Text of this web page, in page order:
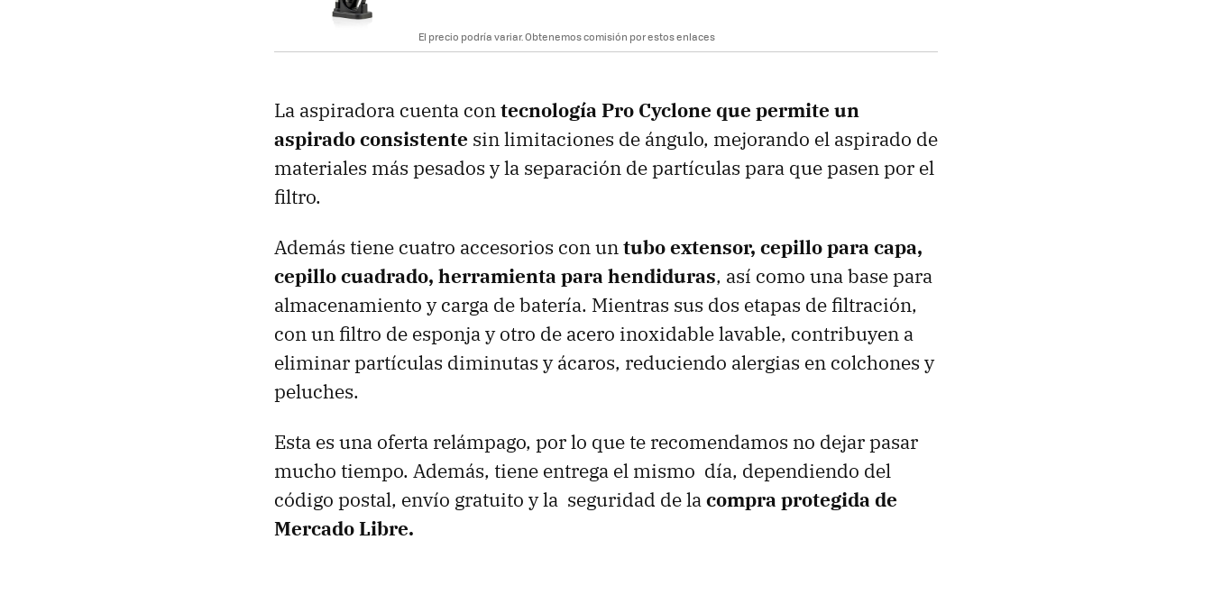
El precio podría variar. Obtenemos comisión por estos enlaces
La aspiradora cuenta contecnología Pro Cyclone que permite un
aspirado consistente sin limitaciones de ángulo, mejorando el aspirado de
materiales más pesados y la separación de partículas para que pasen por el
filtro.
Además tiene cuatro accesorios con untubo extensor, cepillo para capa,
cepillo cuadrado, herramienta para hendiduras, así como una base para
almacenamiento y carga de batería. Mientras sus dos etapas de filtración,
con un filtro de esponja y otro de acero inoxidable lavable, contribuyen a
eliminar partículas diminutas y ácaros, reduciendo alergias en colchones y
peluches.
Esta es una oferta relámpago, por lo que te recomendamos no dejar pasar
mucho tiempo. Además, tiene entrega el mismo día, dependiendo del
código postal, envío gratuito y la seguridad de lacompra protegida de
Mercado Libre.